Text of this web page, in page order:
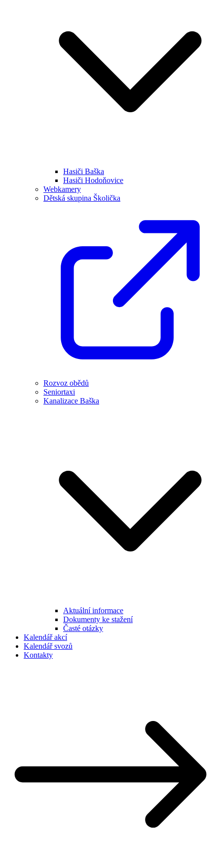
Hasiči Baška
Hasiči Hodoňovice
Webkamery
Dětská skupina Školička
Rozvoz obědů
Seniortaxi
Kanalizace Baška
Aktuální informace
Dokumenty ke stažení
Časté otázky
Kalendář akcí
Kalendář svozů
Kontakty